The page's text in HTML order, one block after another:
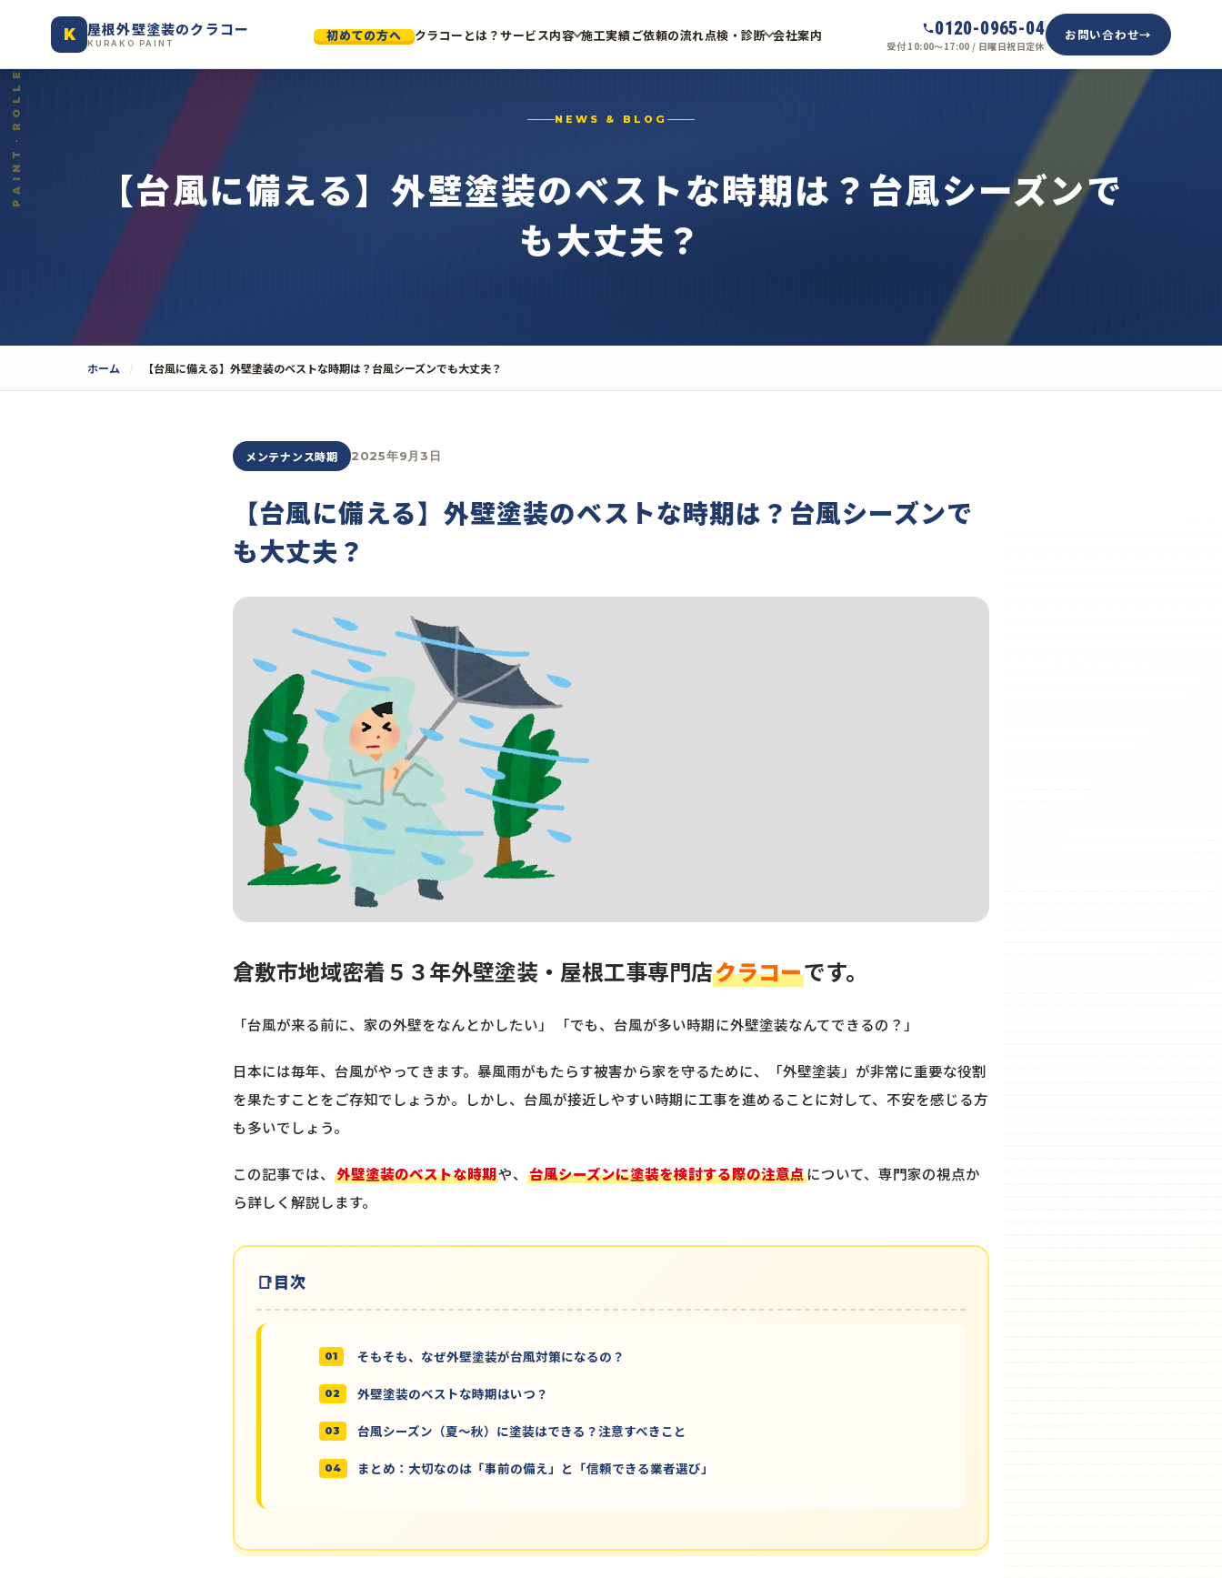
K 屋根外壁塗装のクラコー
KURAKO PAINT 初めての方へ クラコーとは？サービス内容 施工実績ご依頼の流れ点検・診断 会社案内 0120-0965-04
受付 10:00〜17:00 / 日曜日祝日定休
お問い合わせ
NEWS & BLOG
【台風に備える】外壁塗装のベストな時期は？台風シーズンで
も大丈夫？
ホーム 【台風に備える】外壁塗装のベストな時期は？台風シーズンでも大丈夫？
メンテナンス時期 2025年9月3日
【台風に備える】外壁塗装のベストな時期は？台風シーズンで
も大丈夫？
倉敷市地域密着５３年外壁塗装・屋根工事専門店クラコーです。
「台風が来る前に、家の外壁をなんとかしたい」 「でも、台風が多い時期に外壁塗装なんてできるの？」
日本には毎年、台風がやってきます。暴風雨がもたらす被害から家を守るために、「外壁塗装」が非常に重要な役割
を果たすことをご存知でしょうか。しかし、台風が接近しやすい時期に工事を進めることに対して、不安を感じる方
も多いでしょう。
この記事では、 外壁塗装のベストな時期や、 台風シーズンに塗装を検討する際の注意点について、専門家の視点か
ら詳しく解説します。
目次
そもそも、なぜ外壁塗装が台風対策になるの？
外壁塗装のベストな時期はいつ？
台風シーズン（夏～秋）に塗装はできる？注意すべきこと
まとめ：大切なのは「事前の備え」と「信頼できる業者選び」